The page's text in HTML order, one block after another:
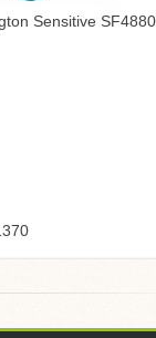
Sensitive SF4880